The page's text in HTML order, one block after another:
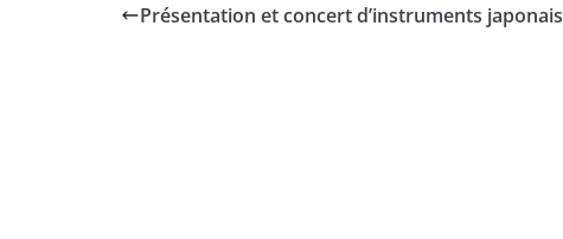
Présentation et concert d’instruments japonais